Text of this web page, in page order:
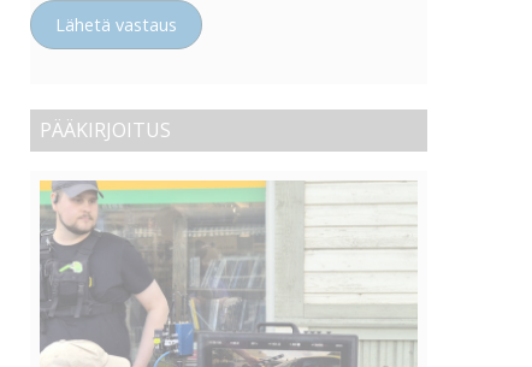
Lähetä vastaus
PÄÄKIRJOITUS